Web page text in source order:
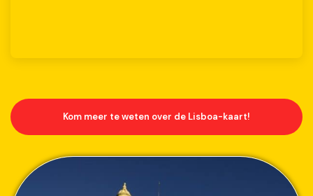
Kom meer te weten over de Lisboa-kaart!